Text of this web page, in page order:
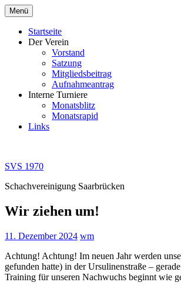
Zum
Inhalt
springen
Menü
Startseite
Der Verein
Vorstand
Satzung
Mitgliedsbeitrag
Aufnahmeantrag
Interne Turniere
Monatsblitz
Monatsrapid
Links
SVS 1970
Schachvereinigung Saarbrücken
Wir ziehen um!
11. Dezember 2024 wm
Achtung! Achtung! Im neuen Jahr werden
gefunden hatte) in der Ursulinenstraße –
Training für unseren Nachwuchs beginnt wie